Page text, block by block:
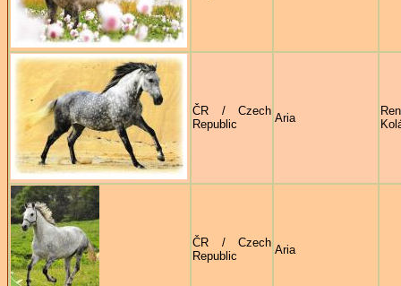
ČR / Czech
Republic
Aria
ČR / Czech
Republic
Aria